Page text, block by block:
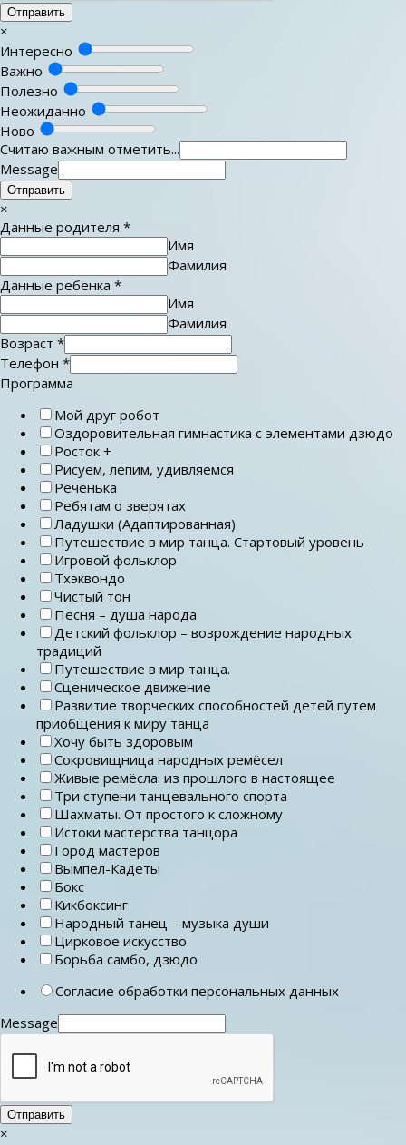
Отправить
×
Интересно
Важно
Полезно
Неожиданно
Ново
Считаю важным отметить...
Message
Отправить
×
Данные родителя *
Имя
Фамилия
Данные ребенка *
Имя
Фамилия
Возраст *
Телефон *
Программа
Мой друг робот
Оздоровительная гимнастика с элементами дзюдо
Росток +
Рисуем, лепим, удивляемся
Реченька
Ребятам о зверятах
Ладушки (Адаптированная)
Путешествие в мир танца. Стартовый уровень
Игровой фольклор
Тхэквондо
Чистый тон
Песня – душа народа
Детский фольклор – возрождение народных
традиций
Путешествие в мир танца.
Сценическое движение
Развитие творческих способностей детей путем
приобщения к миру танца
Хочу быть здоровым
Сокровищница народных ремёсел
Живые ремёсла: из прошлого в настоящее
Три ступени танцевального спорта
Шахматы. От простого к сложному
Истоки мастерства танцора
Город мастеров
Вымпел-Кадеты
Бокс
Кикбоксинг
Народный танец – музыка души
Цирковое искусство
Борьба самбо, дзюдо
Согласие обработки персональных данных
Message
Отправить
×